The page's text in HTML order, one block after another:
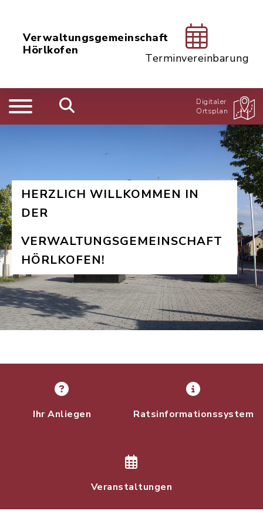
Verwaltungsgemeinschaft
Hörlkofen
Terminvereinbarung
Digitaler
Ortsplan
HERZLICH WILLKOMMEN IN
DER
VERWALTUNGSGEMEINSCHAFT
HÖRLKOFEN!
Ihr Anliegen Ratsinformationssystem
Veranstaltungen